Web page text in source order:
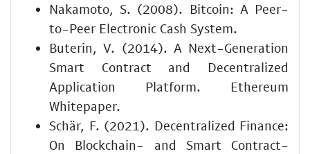
Nakamoto, S. (2008). Bitcoin: A Peer-
to-Peer Electronic Cash System.
Buterin, V. (2014). A Next-Generation
Smart Contract and Decentralized
Application Platform. Ethereum
Whitepaper.
Schär, F. (2021). Decentralized Finance:
On Blockchain- and Smart Contract-